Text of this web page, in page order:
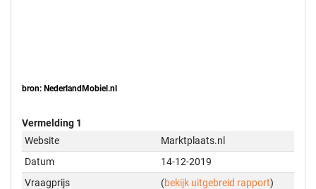
bron: NederlandMobiel.nl
Vermelding 1
Website
Marktplaats.nl
Datum
14-12-2019
Vraagprijs
(bekijk uitgebreid rapport)